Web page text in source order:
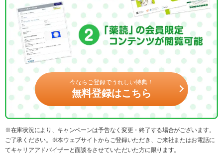
今ならご登録でうれしい特典！
無料登録はこちら
※在庫状況により、キャンペーンは予告なく変更・終了する場合がございます。
ご了承ください。※本ウェブサイトからご登録いただき、ご来社またはお電話に
てキャリアアドバイザーと面談をさせていただいた方に限ります。